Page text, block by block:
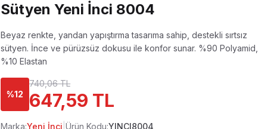
Sütyen Yeni İnci 8004
Beyaz renkte, yandan yapıştırma tasarıma sahip, destekli sırtsız
sütyen. İnce ve pürüzsüz dokusu ile konfor sunar. %90 Polyamid,
%10 Elastan
%12
740,06 TL
647,59 TL
Marka:Yeni İnci |Ürün Kodu:YINCI8004